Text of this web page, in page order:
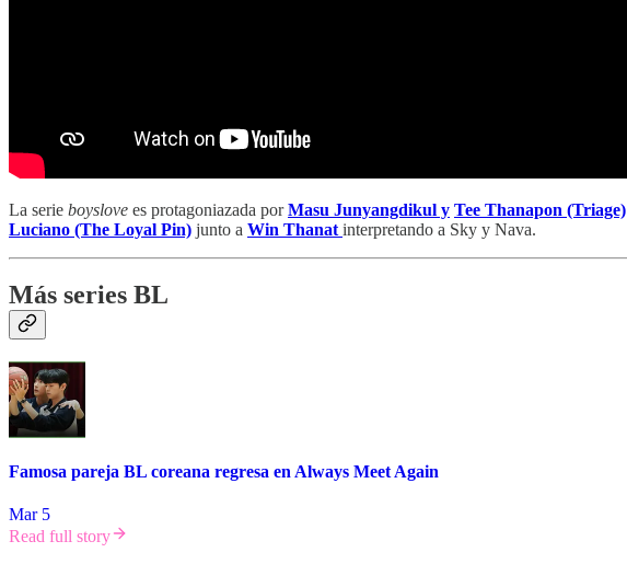
La serie boyslove es protagoniazada porMasu Junyangdikul y Tee Thanapon (Triage)
Luciano (The Loyal Pin) junto a Win Thanat interpretando a Sky y Nava.
Más series BL
Famosa pareja BL coreana regresa en Always Meet Again
Mar 5
Read full story